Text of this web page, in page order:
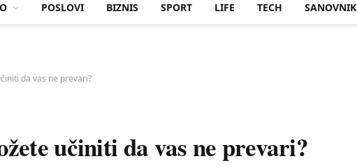
POSLOVI BIZNIS SPORT LIFE TECH SANOVNIK
da vas ne prevari?
učiniti da vas ne prevari?